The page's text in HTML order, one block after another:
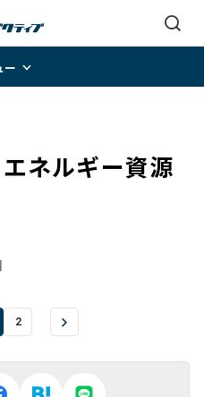
ー
エネルギー資源
2